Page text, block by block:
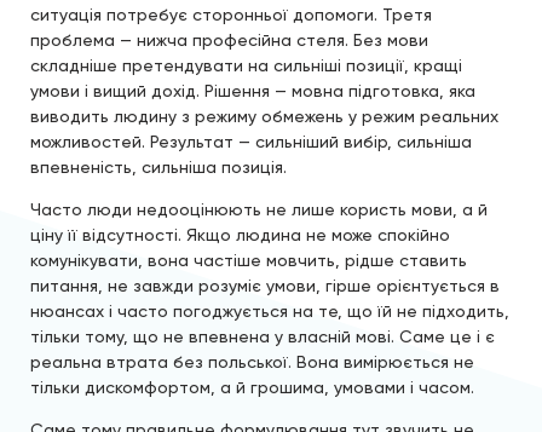
ситуація потребує сторонньої допомоги. Третя
проблема — нижча професійна стеля. Без мови
складніше претендувати на сильніші позиції, кращі
умови і вищий дохід. Рішення — мовна підготовка, яка
виводить людину з режиму обмежень у режим реальних
можливостей. Результат — сильніший вибір, сильніша
впевненість, сильніша позиція.
Часто люди недооцінюють не лише користь мови, а й
ціну її відсутності. Якщо людина не може спокійно
комунікувати, вона частіше мовчить, рідше ставить
питання, не завжди розуміє умови, гірше орієнтується в
нюансах і часто погоджується на те, що їй не підходить,
тільки тому, що не впевнена у власній мові. Саме це і є
реальна втрата без польської. Вона вимірюється не
тільки дискомфортом, а й грошима, умовами і часом.